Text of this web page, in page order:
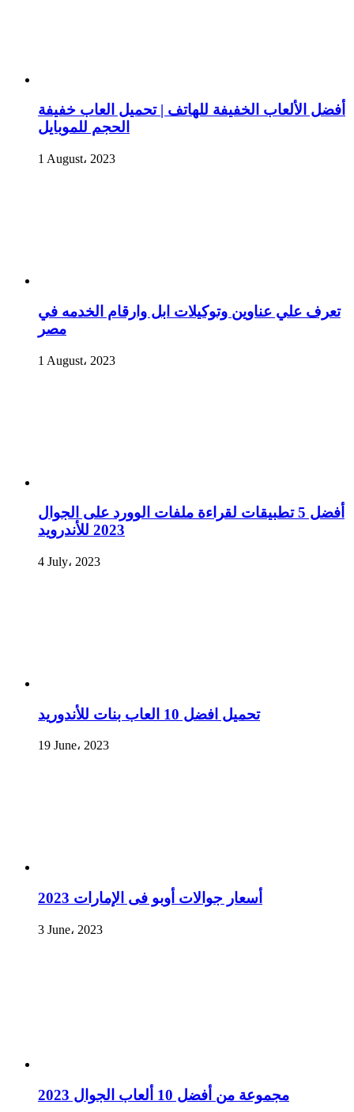
أفضل الألعاب الخفيفة للهاتف | تحميل العاب خفيفة
الحجم للموبايل
1 August، 2023
تعرف علي عناوين وتوكيلات ابل وارقام الخدمه في
مصر
1 August، 2023
أفضل 5 تطبيقات لقراءة ملفات الوورد على الجوال
2023 للأندرويد
4 July، 2023
تحميل افضل 10 العاب بنات للأندوريد
19 June، 2023
أسعار جوالات أوبو فى الإمارات 2023
3 June، 2023
مجموعة من أفضل 10 ألعاب الجوال 2023